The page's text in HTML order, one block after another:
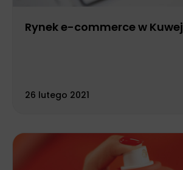
Rynek e-commerce w
26 lutego 2021